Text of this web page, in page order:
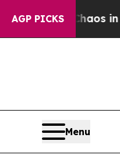
AGP PICKS
Chaos in
Menu